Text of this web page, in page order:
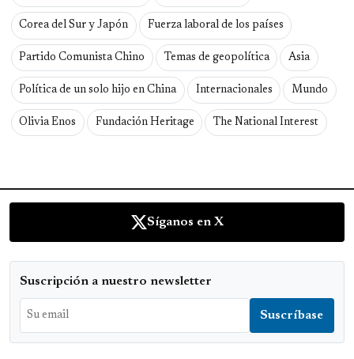
Corea del Sur y Japón Fuerza laboral de los países
Partido Comunista Chino Temas de geopolítica Asia
Política de un solo hijo en China Internacionales Mundo
Olivia Enos Fundación Heritage The National Interest
Síganos en X
Suscripción a nuestro newsletter